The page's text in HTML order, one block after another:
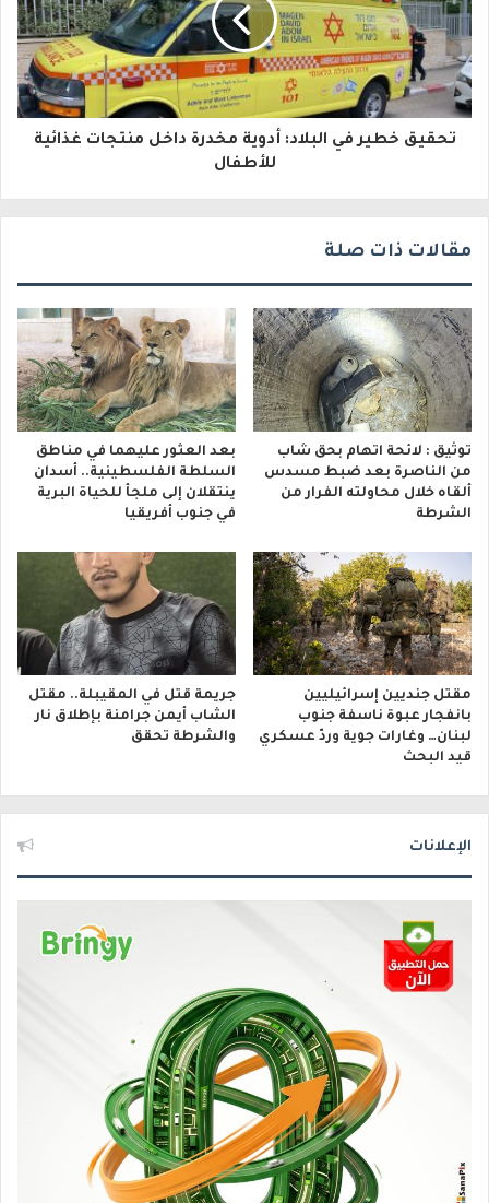
ت
ر
و
تحقيق خطير في البلاد: أدوية مخدرة داخل منتجات غذائية
للأطفال
مقالات ذات صلة
توثيق : لائحة اتهام بحق شاب
من الناصرة بعد ضبط مسدس
ألقاه خلال محاولته الفرار من
الشرطة
بعد العثور عليهما في مناطق
السلطة الفلسطينية.. أسدان
ينتقلان إلى ملجأ للحياة البرية
في جنوب أفريقيا
مقتل جنديين إسرائيليين
بانفجار عبوة ناسفة جنوب
لبنان… وغارات جوية وردّ عسكري
قيد البحث
جريمة قتل في المقيبلة.. مقتل
الشاب أيمن جرامنة بإطلاق نار
والشرطة تحقق
الإعلانات